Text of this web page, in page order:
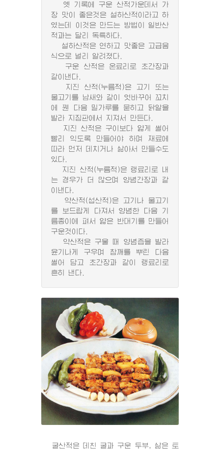
옛 기록에 구운 산적가운데서 가
장 맛이 좋은것은 설하산적이라고 하
였는데 이것은 만드는 방법이 일반산
적과는 달리 독특하다.
설하산적은 연하고 맛좋은 고급음
식으로 널리 알려졌다.
구운 산적은 온료리로 초간장과
같이낸다.
지진 산적(누름적)은 고기 또는
물고기를 남새와 같이 엇바꾸어 꼬치
에 꿴 다음 밀가루를 묻히고 닭알을
발라 지짐판에서 지져서 만든다.
지진 산적은 구이보다 얇게 썰어
빨리 익도록 만들어야 하며 재료에
따라 먼저 데치거나 삶아서 만들수도
있다.
지진 산적(누름적)은 랭료리로 내
는 경우가 더 많으며 양념간장과 같
이낸다.
약산적(섭산적)은 고기나 물고기
를 보드랍게 다져서 양념한 다음 기
름종이에 펴서 얇은 반대기를 만들어
구운것이다.
약산적은 구울 때 양념즙을 발라
윤기나게 구우며 참깨를 뿌린 다음
썰어 담고 초간장과 같이 랭료리로
흔히 낸다.
굴산적은 데친 굴과 구운 두부, 삶은 토